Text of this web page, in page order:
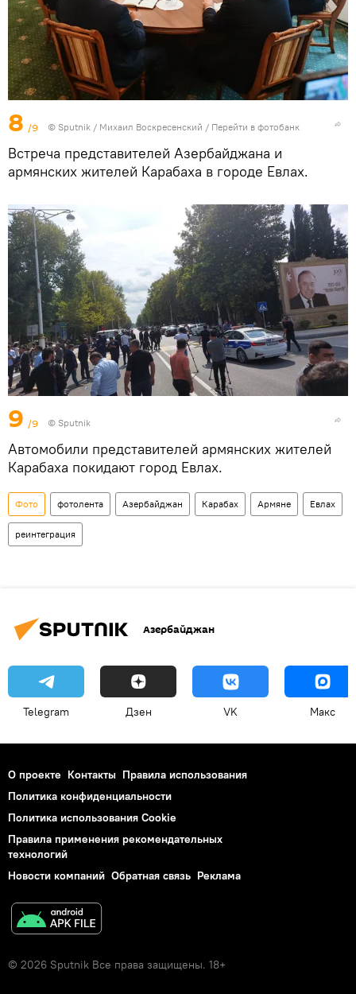
8 /9 © Sputnik / Михаил Воскресенский / Перейти в фотобанк
Встреча представителей Азербайджана и
армянских жителей Карабаха в городе Евлах.
9 /9 © Sputnik
Автомобили представителей армянских жителей
Карабаха покидают город Евлах.
Фото фотолента Азербайджан Карабах Армяне Евлах
реинтеграция
Азербайджан
Telegram Дзен VK Макс
О проекте Контакты Правила использования
Политика конфиденциальности
Политика использования Cookie
Правила применения рекомендательных
технологий
Новости компаний Обратная связь Реклама
© 2026 Sputnik Все права защищены. 18+